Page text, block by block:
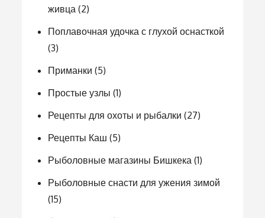
живца (2)
Поплавочная удочка с глухой оснасткой
(3)
Приманки (5)
Простые узлы (1)
Рецепты для охоты и рыбалки (27)
Рецепты Каш (5)
Рыболовные магазины Бишкека (1)
Рыболовные снасти для ужения зимой
(15)